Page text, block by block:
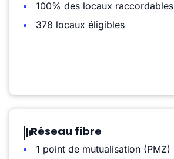
100% des locaux raccordables
378 locaux éligibles
Réseau fibre
1 point de mutualisation (PMZ)